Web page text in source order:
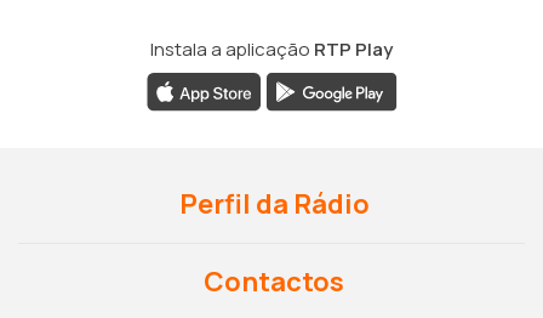
Instala a aplicação RTP Play
Perfil da Rádio
Contactos